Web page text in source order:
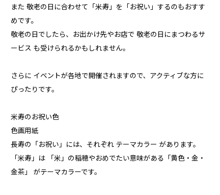
また 敬老の日に合わせて「米寿」を「お祝い」するのもおすす
めです。
敬老の日でしたら、お出かけ先やお店で 敬老の日にまつわるサ
ービス も受けられるかもしれません。
さらに イベントが各地で開催されますので、アクティブな方に
ぴったりです。
米寿のお祝い色
色画用紙
長寿の「お祝い」には、それぞれ テーマカラー があります。
「米寿」は 「米」の稲穂やおめでたい意味がある「黄色・金・
金茶」 がテーマカラーです。